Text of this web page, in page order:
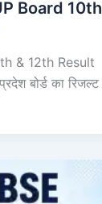
Board 10th
& 12th Result
बोर्ड का रिजल्ट